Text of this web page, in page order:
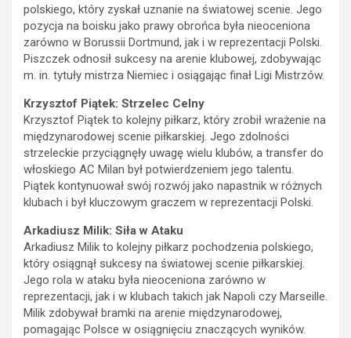
polskiego, który zyskał uznanie na światowej scenie. Jego
pozycja na boisku jako prawy obrońca była nieoceniona
zarówno w Borussii Dortmund, jak i w reprezentacji Polski.
Piszczek odnosił sukcesy na arenie klubowej, zdobywając
m. in. tytuły mistrza Niemiec i osiągając finał Ligi Mistrzów.
Krzysztof Piątek: Strzelec Celny
Krzysztof Piątek to kolejny piłkarz, który zrobił wrażenie na
międzynarodowej scenie piłkarskiej. Jego zdolności
strzeleckie przyciągnęły uwagę wielu klubów, a transfer do
włoskiego AC Milan był potwierdzeniem jego talentu.
Piątek kontynuował swój rozwój jako napastnik w różnych
klubach i był kluczowym graczem w reprezentacji Polski.
Arkadiusz Milik: Siła w Ataku
Arkadiusz Milik to kolejny piłkarz pochodzenia polskiego,
który osiągnął sukcesy na światowej scenie piłkarskiej.
Jego rola w ataku była nieoceniona zarówno w
reprezentacji, jak i w klubach takich jak Napoli czy Marseille.
Milik zdobywał bramki na arenie międzynarodowej,
pomagając Polsce w osiągnięciu znaczących wyników.